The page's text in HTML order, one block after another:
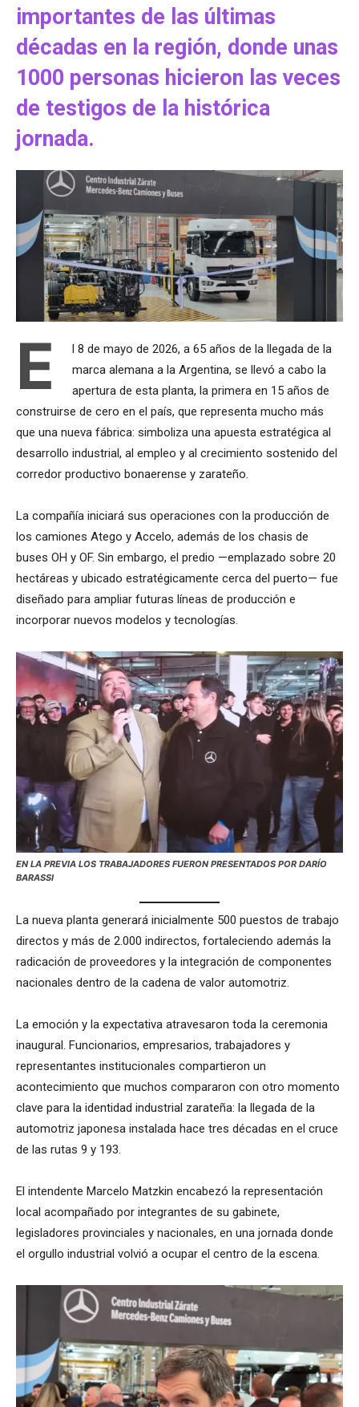
importantes de las últimas
décadas en la región, donde unas
1000 personas hicieron las veces
de testigos de la histórica
jornada.
E
l 8 de mayo de 2026, a 65 años de la llegada de la
marca alemana a la Argentina, se llevó a cabo la
apertura de esta planta, la primera en 15 años de
construirse de cero en el país, que representa mucho más
que una nueva fábrica: simboliza una apuesta estratégica al
desarrollo industrial, al empleo y al crecimiento sostenido del
corredor productivo bonaerense y zarateño.
La compañía iniciará sus operaciones con la producción de
los camiones Atego y Accelo, además de los chasis de
buses OH y OF. Sin embargo, el predio —emplazado sobre 20
hectáreas y ubicado estratégicamente cerca del puerto— fue
diseñado para ampliar futuras líneas de producción e
incorporar nuevos modelos y tecnologías.
EN LA PREVIA LOS TRABAJADORES FUERON PRESENTADOS POR DARÍO
BARASSI
La nueva planta generará inicialmente 500 puestos de trabajo
directos y más de 2.000 indirectos, fortaleciendo además la
radicación de proveedores y la integración de componentes
nacionales dentro de la cadena de valor automotriz.
La emoción y la expectativa atravesaron toda la ceremonia
inaugural. Funcionarios, empresarios, trabajadores y
representantes institucionales compartieron un
acontecimiento que muchos compararon con otro momento
clave para la identidad industrial zarateña: la llegada de la
automotriz japonesa instalada hace tres décadas en el cruce
de las rutas 9 y 193.
El intendente Marcelo Matzkin encabezó la representación
local acompañado por integrantes de su gabinete,
legisladores provinciales y nacionales, en una jornada donde
el orgullo industrial volvió a ocupar el centro de la escena.